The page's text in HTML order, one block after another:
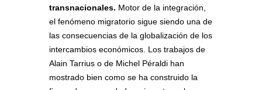
transnacionales. Motor de la integración,
el fenómeno migratorio sigue siendo una de
las consecuencias de la globalización de los
intercambios económicos. Los trabajos de
Alain Tarrius o de Michel Péraldi han
mostrado bien como se ha construido la